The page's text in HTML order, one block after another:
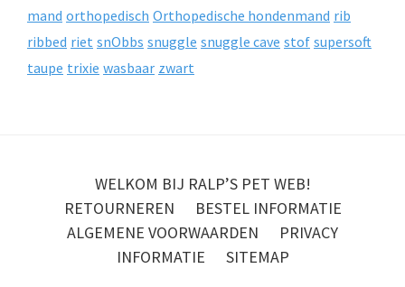
mand orthopedisch Orthopedische hondenmand rib
ribbed riet snObbs snuggle snuggle cave stof supersoft
taupe trixie wasbaar zwart
WELKOM BIJ RALP’S PET WEB!
RETOURNEREN
BESTEL INFORMATIE
ALGEMENE VOORWAARDEN
PRIVACY
INFORMATIE
SITEMAP